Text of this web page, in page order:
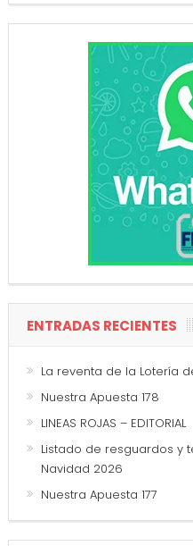
ENTRADAS RECIENTES
La reventa de la Lotería
Nuestra Apuesta 178
LINEAS ROJAS – EDITORIAL
Listado de resguardos y
Navidad 2026
Nuestra Apuesta 177